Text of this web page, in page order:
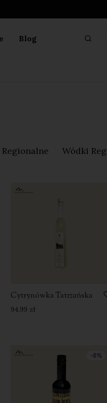
Blog
Wódki
Cytrynówka Tatrzańska
94.99 zł
-8%